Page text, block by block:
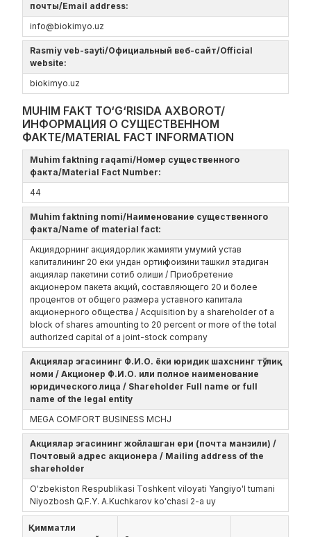
почты/Email address:
info@biokimyo.uz
Rasmiy veb-sayti/Официальный веб-сайт/Official
website:
biokimyo.uz
MUHIM FAKT TO‘G‘RISIDA AXBOROT/
ИНФОРМАЦИЯ О СУЩЕСТВЕННОМ
ФАКТЕ/MATERIAL FACT INFORMATION
Muhim faktning raqami/Номер существенного
факта/Material Fact Number:
44
Muhim faktning nomi/Наименование существенного
факта/Name of material fact:
Акциядорнинг акциядорлик жамияти умумий устав
капиталининг 20 ёки ундан ортиқ фоизини ташкил этадиган
акциялар пакетини сотиб олиши / Приобретение
акционером пакета акций, составляющего 20 и более
процентов от общего размера уставного капитала
акционерного общества / Acquisition by a shareholder of a
block of shares amounting to 20 percent or more of the total
authorized capital of a joint-stock company
Акциялар эгасининг Ф.И.О. ёки юридик шахснинг тўлиқ
номи / Акционер Ф.И.О. или полное наименование
юридического лица / Shareholder Full name or full
name of the legal entity
MEGA COMFORT BUSINESS MCHJ
Акциялар эгасининг жойлашган ери (почта манзили) /
Почтовый адрес акционера / Mailing address of the
shareholder
O'zbekiston Respublikasi Toshkent viloyati Yangiyo'l tumani
Niyozbosh Q.F.Y. A.Kuchkarov ko'chasi 2-a uy
Қимматли